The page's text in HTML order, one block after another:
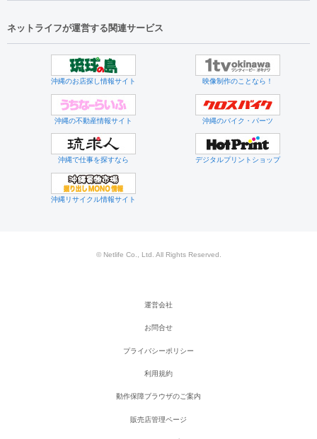
ネットライフが運営する関連サービス
沖縄のお店探し情報サイト 映像制作のことなら！
沖縄の不動産情報サイト 沖縄のバイク・パーツ
沖縄で仕事を探すなら デジタルプリントショップ
沖縄リサイクル情報サイト
© Netlife Co., Ltd. All Rights Reserved.
運営会社
お問合せ
プライバシーポリシー
利用規約
動作保障ブラウザのご案内
販売店管理ページ